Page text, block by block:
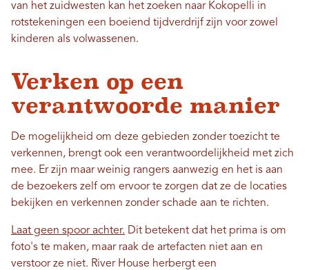
van het zuidwesten kan het zoeken naar Kokopelli in
rotstekeningen een boeiend tijdverdrijf zijn voor zowel
kinderen als volwassenen.
Verken op een
verantwoorde manier
De mogelijkheid om deze gebieden zonder toezicht te
verkennen, brengt ook een verantwoordelijkheid met zich
mee. Er zijn maar weinig rangers aanwezig en het is aan
de bezoekers zelf om ervoor te zorgen dat ze de locaties
bekijken en verkennen zonder schade aan te richten.
Laat geen spoor achter. Dit betekent dat het prima is om
foto's te maken, maar raak de artefacten niet aan en
verstoor ze niet. River House herbergt een